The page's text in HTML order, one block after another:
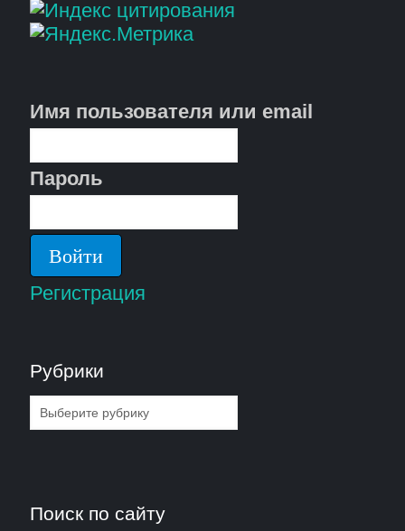
Имя пользователя или email
Пароль
Регистрация
Рубрики
Рубрики
Поиск по сайту